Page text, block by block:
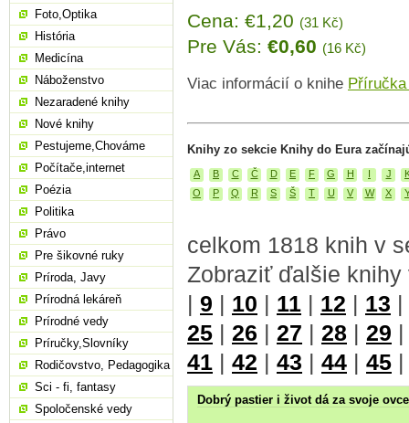
Cena: €1,20 (31 Kč)
Pre Vás: €0,60 (16 Kč)
Viac informácií o knihe
Knihy zo sekcie Knihy do Eura
A B C Č D E F G H I J
O
P Q R S Š T U V W X
celkom 1818 knih v
Zobraziť ďalšie
| 9 | 10 | 11 | 12 | 13 |
25 | 26 | 27 | 28 | 29
41 | 42 | 43 | 44 | 45
Dobrý pastier i život dá za svoje ovce
Foto,Optika
História
Medicína
Náboženstvo
Nezaradené knihy
Nové knihy
Pestujeme,Chováme
Počítače,internet
Poézia
Politika
Právo
Pre šikovné ruky
Príroda, Javy
Prírodná lekáreň
Prírodné vedy
Príručky,Slovníky
Rodičovstvo, Pedagogika
Sci - fi, fantasy
Spoločenské vedy